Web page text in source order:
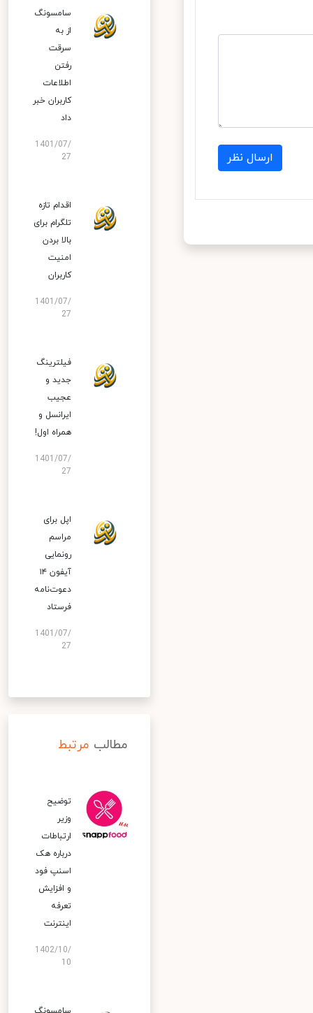
ارسال نظر
سامسونگ
از به
سرقت
رفتن
اطلاعات
کاربران خبر
داد
1401/07/
27
اقدام تازه
تلگرام برای
بالا بردن
امنیت
کاربران
1401/07/
27
فیلترینگ
جدید و
عجیب
ایرانسل و
همراه اول!
1401/07/
27
اپل برای
مراسم
رونمایی
آیفون ۱۴
دعوت‌نامه
فرستاد
1401/07/
27
مطالب مرتبط
توضیح
وزیر
ارتباطات
درباره هک
اسنپ‌ فود
و افزایش
تعرفه
اینترنت
1402/10/
10